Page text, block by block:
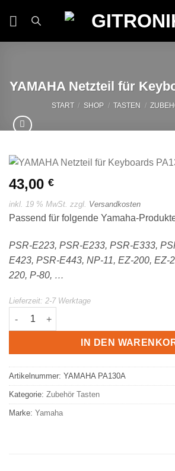
YAMAHA Netzteil für
START / SHOP / TASTEN /
43,00 €
inkl. 19 % MwSt. zzgl. Versandkosten
Passend für folgende Yamaha-
PSR-E223, PSR-E233, PSR-E333,
E423, PSR-E443, NP-11, EZ-200, EZ-
220, P-80, …
Lieferzeit: 2-7 Werktage
YAMAHA Netzteil für Keyboards PA130A
IN DEN
Artikelnummer: YAMAHA PA130A
Kategorie: Zubehör Tasten
Marke: Yamaha